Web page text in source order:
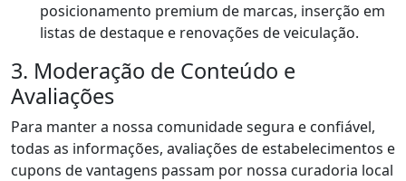
posicionamento premium de marcas, inserção em
listas de destaque e renovações de veiculação.
3. Moderação de Conteúdo e
Avaliações
Para manter a nossa comunidade segura e confiável,
todas as informações, avaliações de estabelecimentos e
cupons de vantagens passam por nossa curadoria local